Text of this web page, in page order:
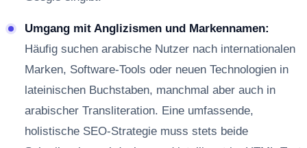
Umgang mit Anglizismen und Markennamen:
Häufig suchen arabische Nutzer nach internationalen
Marken, Software-Tools oder neuen Technologien in
lateinischen Buchstaben, manchmal aber auch in
arabischer Transliteration. Eine umfassende,
holistische SEO-Strategie muss stets beide